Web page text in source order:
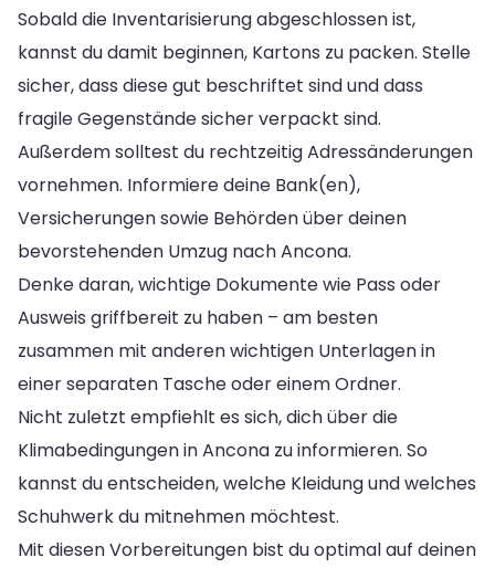
Sobald die Inventarisierung abgeschlossen ist,
kannst du damit beginnen, Kartons zu packen. Stelle
sicher, dass diese gut beschriftet sind und dass
fragile Gegenstände sicher verpackt sind.
Außerdem solltest du rechtzeitig Adressänderungen
vornehmen. Informiere deine Bank(en),
Versicherungen sowie Behörden über deinen
bevorstehenden Umzug nach Ancona.
Denke daran, wichtige Dokumente wie Pass oder
Ausweis griffbereit zu haben – am besten
zusammen mit anderen wichtigen Unterlagen in
einer separaten Tasche oder einem Ordner.
Nicht zuletzt empfiehlt es sich, dich über die
Klimabedingungen in Ancona zu informieren. So
kannst du entscheiden, welche Kleidung und welches
Schuhwerk du mitnehmen möchtest.
Mit diesen Vorbereitungen bist du optimal auf deinen